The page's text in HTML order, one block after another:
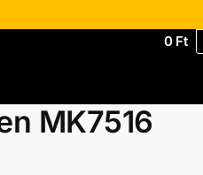
0 Ft
MK7516